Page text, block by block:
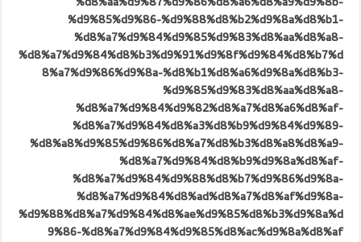
%d9%85%d9%86-%d9%88%d8%b2%d9%8a%d8%b1-
%d8%a7%d9%84%d9%85%d9%83%d8%aa%d8%a8-
%d8%a7%d9%84%d8%b3%d9%91%d9%8f%d9%84%d8%b7%d
8%a7%d9%86%d9%8a-%d8%b1%d8%a6%d9%8a%d8%b3-
%d9%85%d9%83%d8%aa%d8%a8-
%d8%a7%d9%84%d9%82%d8%a7%d8%a6%d8%af-
%d8%a7%d9%84%d8%a3%d8%b9%d9%84%d9%89-
%d8%a8%d9%85%d9%86%d8%a7%d8%b3%d8%a8%d8%a9-
%d8%a7%d9%84%d8%b9%d9%8a%d8%af-
%d8%a7%d9%84%d9%88%d8%b7%d9%86%d9%8a-
%d8%a7%d9%84%d8%ad%d8%a7%d8%af%d9%8a-
%d9%88%d8%a7%d9%84%d8%ae%d9%85%d8%b3%d9%8a%d
9%86-%d8%a7%d9%84%d9%85%d8%ac%d9%8a%d8%af